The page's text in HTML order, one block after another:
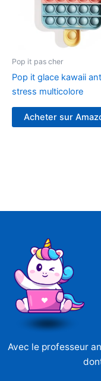
Pop it pas cher
Pop it glace kawaii
stress multicolore
Acheter sur
Avec le professeur